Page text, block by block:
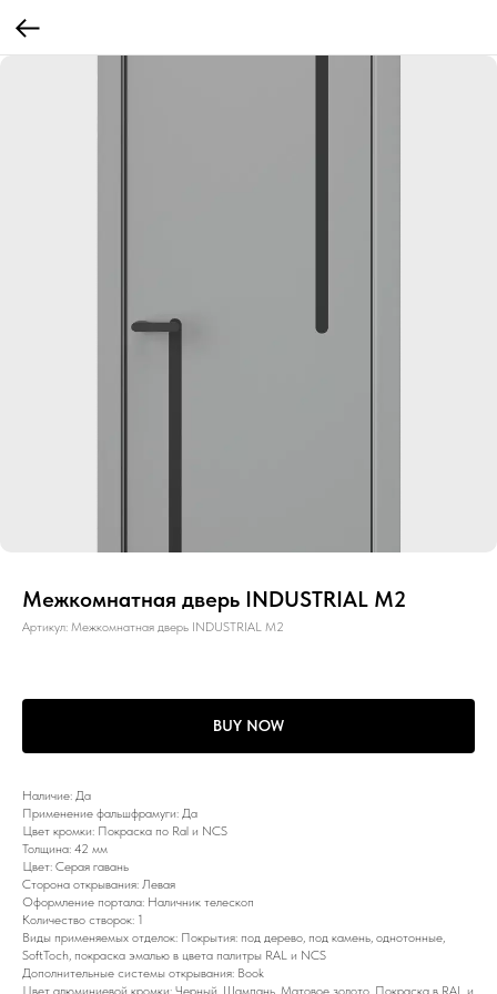
Межкомнатная дверь INDUSTRIAL M2
Артикул: Межкомнатная дверь INDUSTRIAL M2
BUY NOW
Наличие: Да
Применение фальшфрамуги: Да
Цвет кромки: Покраска по Ral и NCS
Толщина: 42 мм
Цвет: Серая гавань
Сторона открывания: Левая
Оформление портала: Наличник телескоп
Количество створок: 1
Виды применяемых отделок: Покрытия: под дерево, под камень, однотонные,
SoftToch, покраска эмалью в цвета палитры RAL и NCS
Дополнительные системы открывания: Book